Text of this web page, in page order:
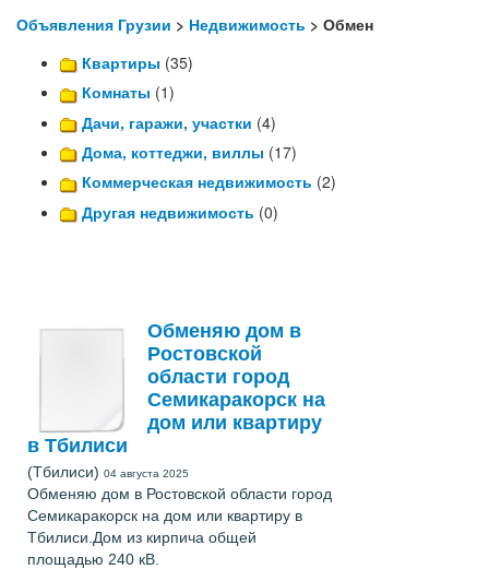
Объявления Грузии > Недвижимость > Обмен
Квартиры (35)
Комнаты (1)
Дачи, гаражи, участки (4)
Дома, коттеджи, виллы (17)
Коммерческая недвижимость (2)
Другая недвижимость (0)
Обменяю дом в
Ростовской
области город
Семикаракорск на
дом или квартиру
в Тбилиси
(Тбилиси) 04 августа 2025
Обменяю дом в Ростовской области город
Семикаракорск на дом или квартиру в
Тбилиси.Дом из кирпича общей
площадью 240 кВ.